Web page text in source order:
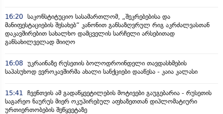
16:20 საკონსტიტუციო სასამართლომ, „შეკრებებისა და
მანიფესტაციების შესახებ“ კანონით განსაზღვრულ რიგ აკრძალვასთან
დაკავშირებით სახალხო დამცველის სარჩელი არსებითად
განსახილველად მიიღო
16:08 უკრაინაზე რუსეთის ბოლოდროინდელი თავდასხმების
საპასუხოდ ევროკავშირმა ახალი სანქციები დააწესა - კაია კალასი
15:41
ჩვენთვის ამ გადაწყვეტილების მოტივები გაუგებარია - რუსეთის
საგარეო ნაურუს მიერ ოკუპირებულ აფხაზეთთან დიპლომატიური
ურთიერთობების შეწყვეტაზე